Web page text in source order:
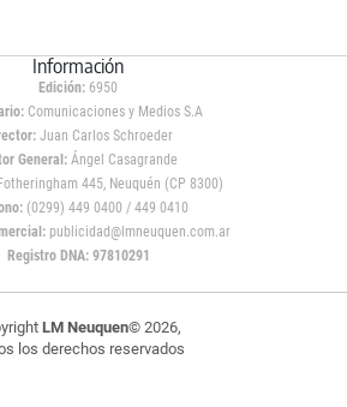
Información
Edición: 6950
Comunicaciones y Medios S.A
Juan Carlos Schroeder
General:Ángel Casagrande
445, Neuquén (CP 8300)
(0299) 449 0400 / 449 0410
publicidad@lmneuquen.com.ar
Registro DNA: 97810291
LM Neuquen© 2026,
los derechos reservados